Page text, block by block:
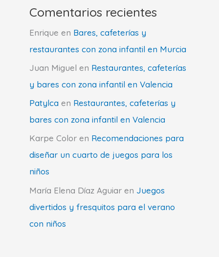
Comentarios recientes
Enrique en Bares, cafeterías y
restaurantes con zona infantil en Murcia
Juan Miguel en Restaurantes, cafeterías
y bares con zona infantil en Valencia
Patylca en Restaurantes, cafeterías y
bares con zona infantil en Valencia
Karpe Color en Recomendaciones para
diseñar un cuarto de juegos para los
niños
María Elena Díaz Aguiar en Juegos
divertidos y fresquitos para el verano
con niños